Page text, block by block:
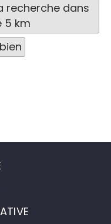
recherche dans
5 km